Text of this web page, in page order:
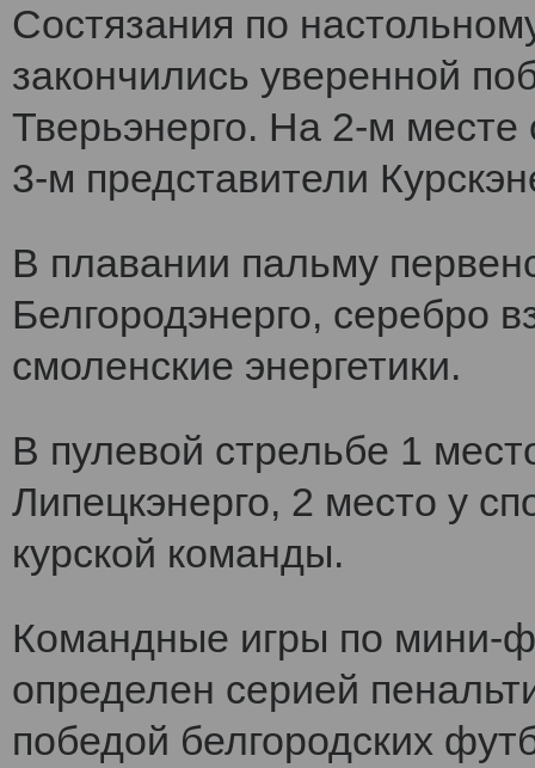
Состязания по
закончились уверенной
Тверьэнерго. На 2-м
3-м представители
В плавании пальму
Белгородэнерго, серебро
смоленские энергетики.
В пулевой стрельбе 1
Липецкэнерго, 2 место у
курской команды.
Командные игры по мини-
определен серией
победой белгородских